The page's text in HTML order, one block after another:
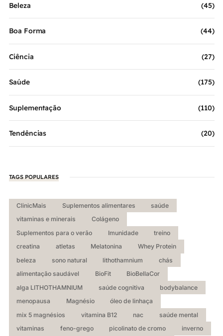
Beleza (45)
Boa Forma (44)
Ciência (27)
Saúde (175)
Suplementação (110)
Tendências (20)
TAGS POPULARES
ClinicMais Suplementos alimentares
saúde
vitaminas e minerais
Colágeno
Suplementos para o verão
Imunidade
treino
creatina
atletas Melatonina
Whey Protein
beleza
sono natural lithothamnium
chás
alimentação saudável
BioFit
BioBellaCor
alga LITHOTHAMNIUM
saúde cognitiva
bodybalance
menopausa
Magnésio
óleo de linhaça
mix 5 magnésios
vitamina B12 nac
saúde mental
vitaminas
feno-grego picolinato de cromo
inverno